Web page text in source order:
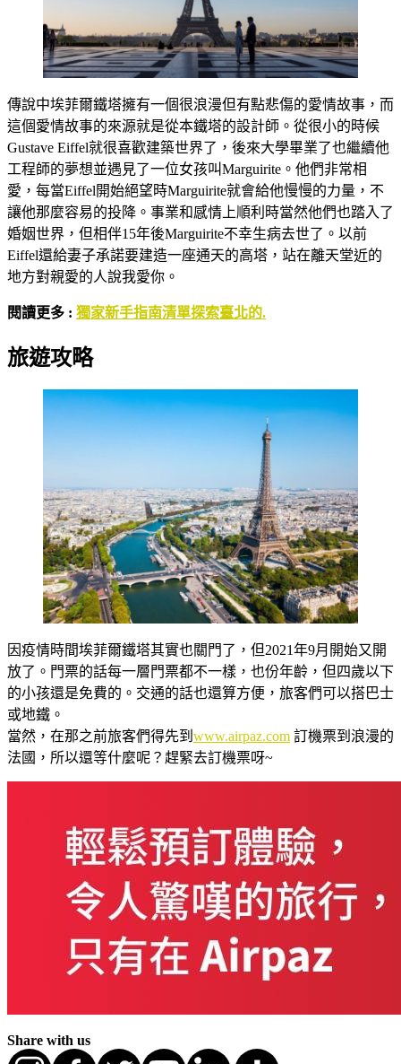
傳說中埃菲爾鐵塔擁有一個很浪漫但有點悲傷的愛情故事，而
這個愛情故事的來源就是從本鐵塔的設計師。從很小的時候
Gustave Eiffel就很喜歡建築世界了，後來大學畢業了也繼續他
工程師的夢想並遇見了一位女孩叫Marguirite。他們非常相
愛，每當Eiffel開始絕望時Marguirite就會給他慢慢的力量，不
讓他那麼容易的投降。事業和感情上順利時當然他們也踏入了
婚姻世界，但相伴15年後Marguirite不幸生病去世了。以前
Eiffel還給妻子承諾要建造一座通天的高塔，站在離天堂近的
地方對親愛的人說我愛你。
閱讀更多 : 獨家新手指南清單探索臺北的.
旅遊攻略
因疫情時間埃菲爾鐵塔其實也關門了，但2021年9月開始又開
放了。門票的話每一層門票都不一樣，也份年齡，但四歲以下
的小孩還是免費的。交通的話也還算方便，旅客們可以搭巴士
或地鐵。
當然，在那之前旅客們得先到 www.airpaz.com 訂機票到浪漫的
法國，所以還等什麼呢？趕緊去訂機票呀~
Share with us